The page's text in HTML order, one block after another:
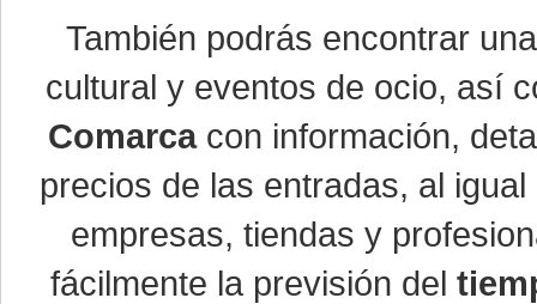
También podrás encontrar
cultural y eventos de ocio, así
Comarcacon información,
precios de las entradas, al
empresas, tiendas y
fácilmente la previsión del